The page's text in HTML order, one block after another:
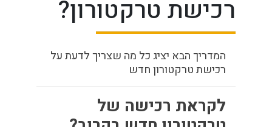
רכישת טרקטורון?
המדריך הבא יציג כל מה שצריך לדעת על
רכישת טרקטורון חדש
לקראת רכישה של